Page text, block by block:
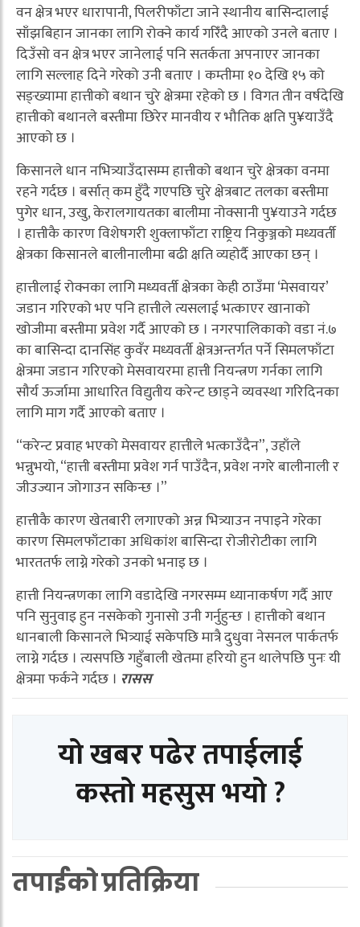
वन क्षेत्र भएर धारापानी, पिलरीफाँटा जाने स्थानीय बासिन्दालाई
साँझबिहान जानका लागि रोक्ने कार्य गरिँदै आएको उनले बताए ।
दिउँसो वन क्षेत्र भएर जानेलाई पनि सतर्कता अपनाएर जानका
लागि सल्लाह दिने गरेको उनी बताए । कम्तीमा १० देखि १५ को
सङ्ख्यामा हात्तीको बथान चुरे क्षेत्रमा रहेको छ । विगत तीन वर्षदेखि
हात्तीको बथानले बस्तीमा छिरेर मानवीय र भौतिक क्षति पु¥याउँदै
आएको छ ।
किसानले धान नभित्र्याउँदासम्म हात्तीको बथान चुरे क्षेत्रका वनमा
रहने गर्दछ । बर्सात् कम हुँदै गएपछि चुरे क्षेत्रबाट तलका बस्तीमा
पुगेर धान, उखु, केरालगायतका बालीमा नोक्सानी पु¥याउने गर्दछ
। हात्तीकै कारण विशेषगरी शुक्लाफाँटा राष्ट्रिय निकुञ्जको मध्यवर्ती
क्षेत्रका किसानले बालीनालीमा बढी क्षति व्यहोर्दै आएका छन् ।
हात्तीलाई रोक्नका लागि मध्यवर्ती क्षेत्रका केही ठाउँमा ‘मेसवायर’
जडान गरिएको भए पनि हात्तीले त्यसलाई भत्काएर खानाको
खोजीमा बस्तीमा प्रवेश गर्दै आएको छ । नगरपालिकाको वडा नं.७
का बासिन्दा दानसिंह कुवँर मध्यवर्ती क्षेत्रअन्तर्गत पर्ने सिमलफाँटा
क्षेत्रमा जडान गरिएको मेसवायरमा हात्ती नियन्त्रण गर्नका लागि
सौर्य ऊर्जामा आधारित विद्युतीय करेन्ट छाड्ने व्यवस्था गरिदिनका
लागि माग गर्दै आएको बताए ।
“करेन्ट प्रवाह भएको मेसवायर हात्तीले भत्काउँदैन”, उहाँले
भन्नुभयो, “हात्ती बस्तीमा प्रवेश गर्न पाउँदैन, प्रवेश नगरे बालीनाली र
जीउज्यान जोगाउन सकिन्छ ।”
हात्तीकै कारण खेतबारी लगाएको अन्न भित्र्याउन नपाइने गरेका
कारण सिमलफाँटाका अधिकांश बासिन्दा रोजीरोटीका लागि
भारततर्फ लाग्ने गरेको उनको भनाइ छ ।
हात्ती नियन्त्रणका लागि वडादेखि नगरसम्म ध्यानाकर्षण गर्दै आए
पनि सुनुवाइ हुन नसकेको गुनासो उनी गर्नुहुन्छ । हात्तीको बथान
धानबाली किसानले भित्र्याई सकेपछि मात्रै दुधुवा नेसनल पार्कतर्फ
लाग्ने गर्दछ । त्यसपछि गहुँबाली खेतमा हरियो हुन थालेपछि पुनः यी
क्षेत्रमा फर्कने गर्दछ । रासस
यो खबर पढेर तपाईलाई
कस्तो महसुस भयो ?
तपाईको प्रतिक्रिया